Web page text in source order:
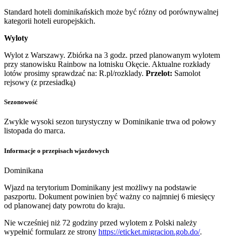
Standard hoteli dominikańskich może być różny od porównywalnej
kategorii hoteli europejskich.
Wyloty
Wylot z Warszawy. Zbiórka na 3 godz. przed planowanym wylotem
przy stanowisku Rainbow na lotnisku Okęcie. Aktualne rozkłady
lotów prosimy sprawdzać na: R.pl/rozklady. Przelot: Samolot
rejsowy (z przesiadką)
Sezonowość
Zwykle wysoki sezon turystyczny w Dominikanie trwa od połowy
listopada do marca.
Informacje o przepisach wjazdowych
Dominikana
Wjazd na terytorium Dominikany jest możliwy na podstawie
paszportu. Dokument powinien być ważny co najmniej 6 miesięcy
od planowanej daty powrotu do kraju.
Nie wcześniej niż 72 godziny przed wylotem z Polski należy
wypełnić formularz ze strony https://eticket.migracion.gob.do/.